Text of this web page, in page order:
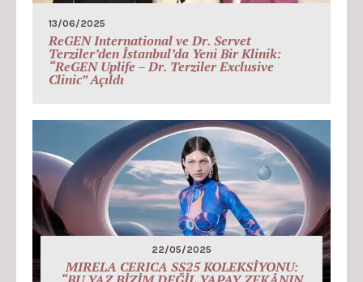
13/06/2025
ReGEN International ve Dr. Servet
Terziler’den İstanbul’da Yeni Bir Klinik:
“ReGEN Uplife – Dr. Terziler Exclusive
Clinic” Açıldı
22/05/2025
MIRELA CERICA SS25 KOLEKSİYONU: